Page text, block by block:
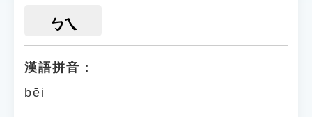
ㄅㄟ
漢語拼音：
bēi